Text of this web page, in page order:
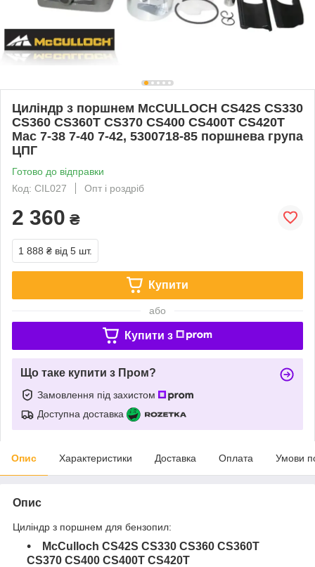
Циліндр з поршнем McCULLOCH CS42S CS330
CS360 CS360T CS370 CS400 CS400T CS420T
Mac 7-38 7-40 7-42, 5300718-85 поршнева група
ЦПГ
Готово до відправки
Код: CIL027
Опт і роздріб
2 360 ₴
1 888 ₴ від 5 шт.
Купити
або
Купити з
Що таке купити з Пром?
Замовлення під захистом
Доступна доставка
Опис Характеристики Доставка Оплата Умови
Опис
Циліндр з поршнем для бензопил:
McCulloch CS42S CS330 CS360 CS360T
CS370 CS400 CS400T CS420T